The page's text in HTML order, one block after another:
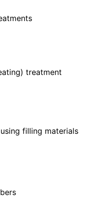
treatment
filling materials